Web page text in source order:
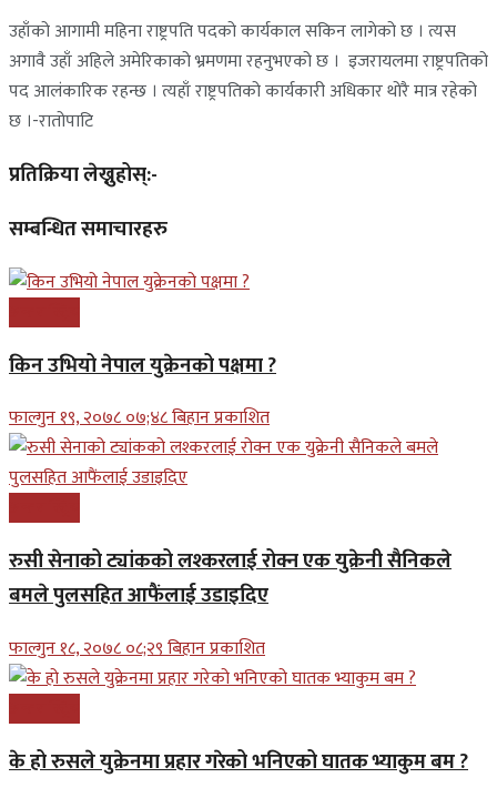
उहाँको आगामी महिना राष्ट्रपति पदको कार्यकाल सकिन लागेको छ । त्यस
अगावै उहाँ अहिले अमेरिकाको भ्रमणमा रहनुभएको छ । इजरायलमा राष्ट्रपतिको
पद आलंकारिक रहन्छ । त्यहाँ राष्ट्रपतिको कार्यकारी अधिकार थोरै मात्र रहेको
छ ।-रातोपाटि
प्रतिक्रिया लेख्नुहोस्:-
सम्बन्धित समाचारहरु
किन उभियो नेपाल युक्रेनको पक्षमा ?
फाल्गुन १९, २०७८ ०७;४८ बिहान प्रकाशित
रुसी सेनाको ट्यांकको लश्करलाई रोक्न एक युक्रेनी सैनिकले
बमले पुलसहित आफैंलाई उडाइदिए
फाल्गुन १८, २०७८ ०८;२९ बिहान प्रकाशित
के हो रुसले युक्रेनमा प्रहार गरेको भनिएको घातक भ्याकुम बम ?